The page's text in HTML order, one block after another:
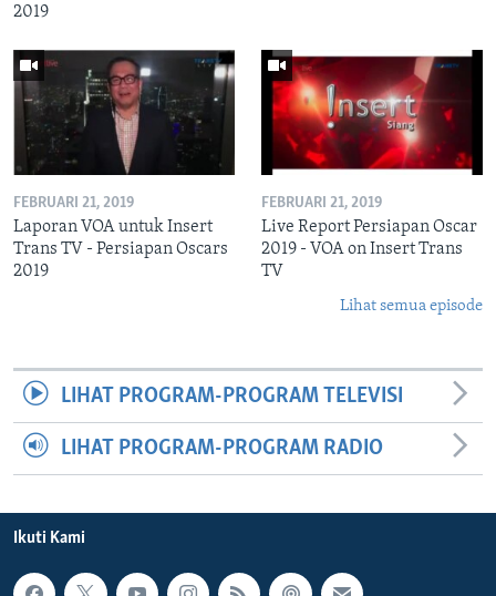
2019
FEBRUARI 21, 2019
Laporan VOA untuk Insert
Trans TV - Persiapan Oscars
2019
FEBRUARI 21, 2019
Live Report Persiapan Oscar
2019 - VOA on Insert Trans
TV
Lihat semua episode
LIHAT PROGRAM-PROGRAM TELEVISI
LIHAT PROGRAM-PROGRAM RADIO
Ikuti Kami